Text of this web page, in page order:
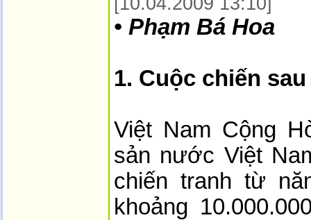
• Phạm Bá Hoa
1. Cuộc chiến
Việt Nam Cộng
sản nước Việt
chiến tranh từ
khoảng